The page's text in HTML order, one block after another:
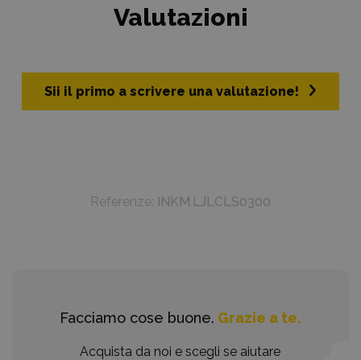
Valutazioni
Sii il primo a scrivere una valutazione!
Referenze: INKM.LJLCLS0300
Facciamo cose buone. Grazie a te.
Acquista da noi e scegli se aiutare